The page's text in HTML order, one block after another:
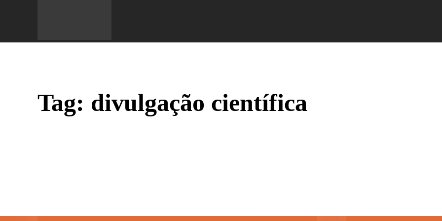
Tag: divulgação científica